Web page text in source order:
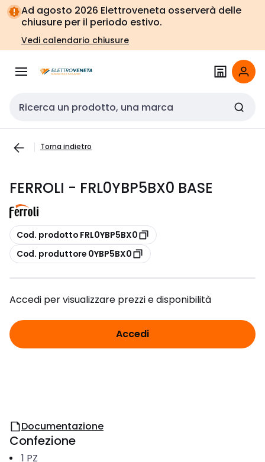
Vai alla
navigazione
Vai
alla
pagina
Ad agosto 2026 Elettroveneta osserverà delle
chiusure per il periodo estivo.
Vedi calendario chiusure
Cerca input
Torna indietro
FERROLI - FRL0YBP5BX0 BASE
copia
Cod. prodotto FRL0YBP5BX0
copia
Cod. produttore 0YBP5BX0
Accedi per visualizzare prezzi e disponibilità
Accedi
Documentazione
Confezione
1 PZ